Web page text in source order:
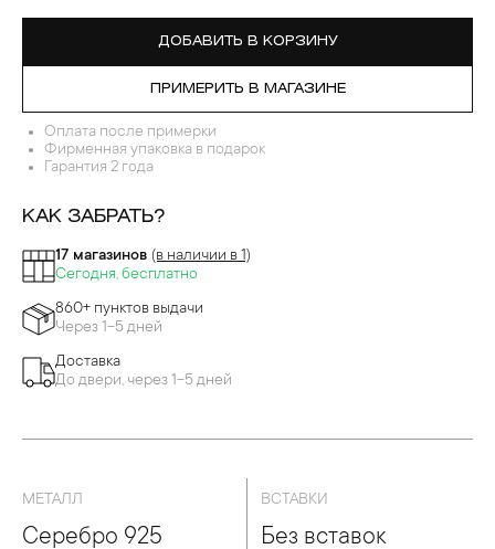
ДОБАВИТЬ В КОРЗИНУ
ПРИМЕРИТЬ В МАГАЗИНЕ
Оплата после примерки
Фирменная упаковка в подарок
Гарантия 2 года
КАК ЗАБРАТЬ?
17 магазинов (в наличии в 1)
Сегодня, бесплатно
860+ пунктов выдачи
Через 1-5 дней
Доставка
До двери, через 1-5 дней
МЕТАЛЛ
Серебро 925
ВСТАВКИ
Без вставок